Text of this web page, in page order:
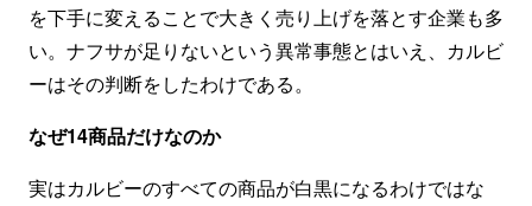
を下手に変えることで大きく売り上げを落とす企業も多
い。ナフサが足りないという異常事態とはいえ、カルビ
ーはその判断をしたわけである。
なぜ14商品だけなのか
実はカルビーのすべての商品が白黒になるわけではな